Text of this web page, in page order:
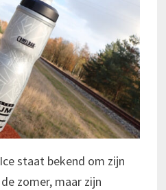
staat bekend om zijn
zomer, maar zijn